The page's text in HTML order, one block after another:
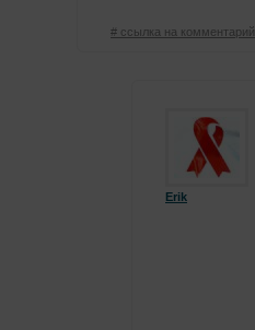
# ссылка на комментарий
Erik